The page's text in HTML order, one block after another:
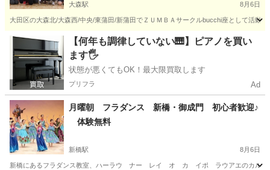
大森駅 8月6日
大田区の大森北/大森西/中央/東蒲田/新蒲田でＺＵＭＢＡサークルbucchi座として活動
東京 大田区 大森駅 ズンバ ZUMBA
【何年も調律していない🎹】ピアノを買い
ます🖐️
状態が悪くてもOK！最大限買取します
プリフラ Ad
月曜朝 フラダンス 新橋・御成門 初心者歓迎♪
体験無料
新橋駅 8月6日
新橋にあるフラダンス教室、ハーラウ ナー レイ オ カ イポ ラウアエのカルチャ